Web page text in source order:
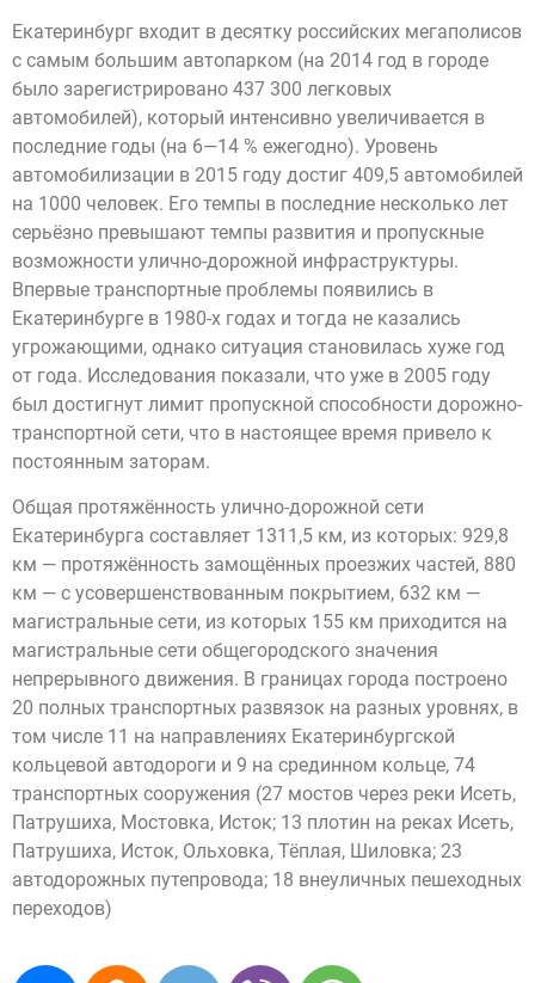
Екатеринбург входит в десятку российских мегаполисов
с самым большим автопарком (на 2014 год в городе
было зарегистрировано 437 300 легковых
автомобилей), который интенсивно увеличивается в
последние годы (на 6—14 % ежегодно). Уровень
автомобилизации в 2015 году достиг 409,5 автомобилей
на 1000 человек. Его темпы в последние несколько лет
серьёзно превышают темпы развития и пропускные
возможности улично-дорожной инфраструктуры.
Впервые транспортные проблемы появились в
Екатеринбурге в 1980-х годах и тогда не казались
угрожающими, однако ситуация становилась хуже год
от года. Исследования показали, что уже в 2005 году
был достигнут лимит пропускной способности дорожно-
транспортной сети, что в настоящее время привело к
постоянным заторам.
Общая протяжённость улично-дорожной сети
Екатеринбурга составляет 1311,5 км, из которых: 929,8
км — протяжённость замощённых проезжих частей, 880
км — с усовершенствованным покрытием, 632 км —
магистральные сети, из которых 155 км приходится на
магистральные сети общегородского значения
непрерывного движения. В границах города построено
20 полных транспортных развязок на разных уровнях, в
том числе 11 на направлениях Екатеринбургской
кольцевой автодороги и 9 на срединном кольце, 74
транспортных сооружения (27 мостов через реки Исеть,
Патрушиха, Мостовка, Исток; 13 плотин на реках Исеть,
Патрушиха, Исток, Ольховка, Тёплая, Шиловка; 23
автодорожных путепровода; 18 внеуличных пешеходных
переходов)